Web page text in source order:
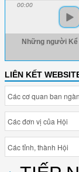
00:00
Những người Kể
LIÊN KẾT